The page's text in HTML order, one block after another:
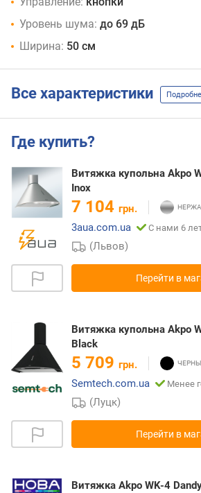
Уровень шума: до 69 дБ
Ширина: 50 см
Все характеристики
Где купить?
Витяжка купольна Akpo
Inox
7 104 грн.
3aua.com.ua
С нами 6
(Львов)
Перейти в
Витяжка купольна Akpo
Black
5 709 грн.
Semtech.com.ua
Менее
(Луцк)
Перейти в
Витяжка Akpo WK-4